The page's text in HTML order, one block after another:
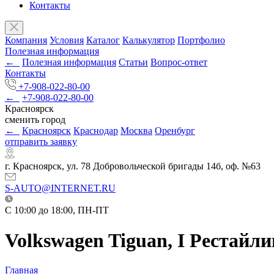
Контакты
Компания Условия Каталог Калькулятор Портфолио
Полезная информация
←
Полезная информация Статьи Вопрос-ответ
Контакты
+7-908-022-80-00
←
+7-908-022-80-00
Красноярск
сменить город
←
Красноярск Краснодар Москва Оренбург
отправить заявку
г. Красноярск, ул. 78 Добровольческой бригады 14б, оф. №63
S-AUTO@INTERNET.RU
C 10:00 до 18:00, ПН-ПТ
Volkswagen Tiguan, I
Главная